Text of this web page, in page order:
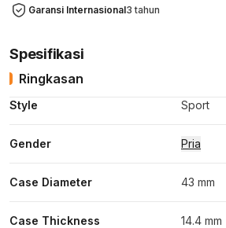
Garansi Internasional3 tahun
Spesifikasi
Ringkasan
Style Sport
Gender Pria
Case Diameter 43 mm
Case Thickness 14.4 mm